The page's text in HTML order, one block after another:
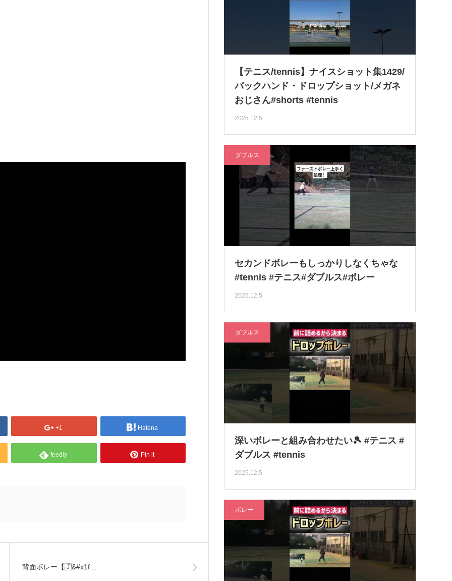
+1 Hatena
feedly Pin it
背面ボレー【🇯&#x1f…
【テニス/tennis】ナイスショット集1429/
バックハンド・ドロップショット/メガネ
おじさん#shorts #tennis
2025.12.5
ダブルス
セカンドボレーもしっかりしなくちゃな
#tennis #テニス#ダブルス#ボレー
2025.12.5
ダブルス
深いボレーと組み合わせたい🎾 #テニス #
ダブルス #tennis
2025.12.5
ボレー